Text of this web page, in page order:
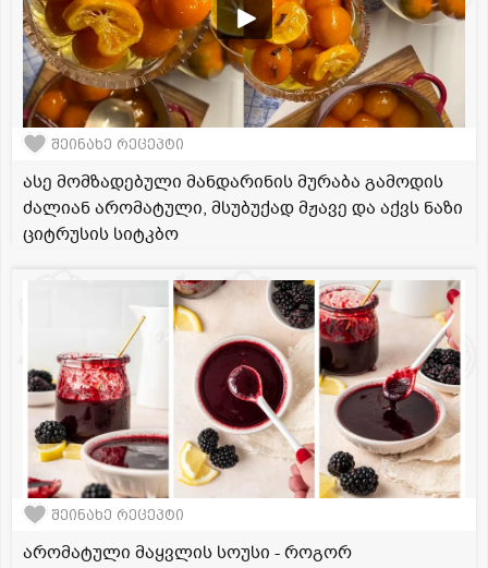
შეინახე რეცეპტი
ასე მომზადებული მანდარინის მურაბა გამოდის
ძალიან არომატული, მსუბუქად მჟავე და აქვს ნაზი
ციტრუსის სიტკბო
შეინახე რეცეპტი
არომატული მაყვლის სოუსი - როგორ